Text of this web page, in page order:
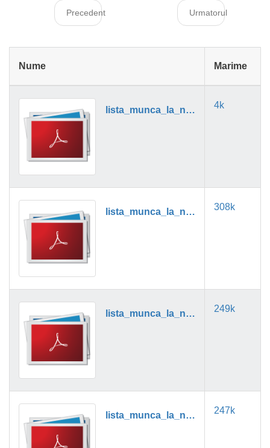
Precedent Urmatorul
Nume Marime
lista_munca_la_negru_01_2019.pdf 4k
lista_munca_la_negru_02_2019.pdf 308k
lista_munca_la_negru_03_2019.pdf 249k
lista_munca_la_negru_04_2019.pdf 247k